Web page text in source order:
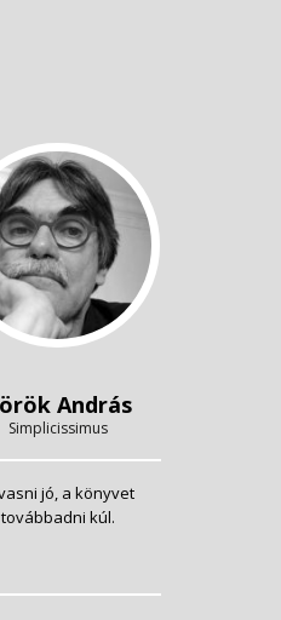
András
Simplicissimus
jó, a könyvet
továbbadni kúl.